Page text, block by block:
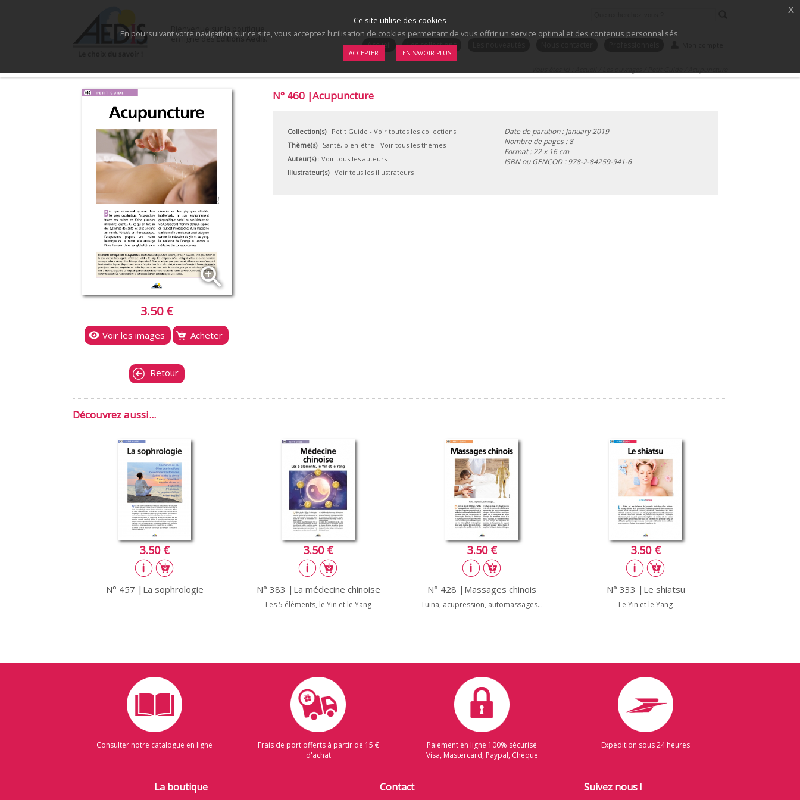
Bienvenue sur la boutique
en ligne desÉditions Aedis.
Accueil Les collections
zoom_in
3.50 €
Voir les images Acheter
Retour
N° 460 |Acupuncture
Collection(s): Petit Guide - Voir toutes les collections
Thème(s): Santé, bien-être - Voir tous les thèmes
Auteur(s): Voir tous les auteurs
Illustrateur(s): Voir tous les illustrateurs
Date de parution : January 2019
Nombre de pages : 8
Format : 22 x 16 cm
ISBN ou GENCOD :978-2-84259-941-6
Découvrez aussi...
3.50 €
N° 457 |La sophrologie
3.50 €
N° 383 |La médecine chinoise
Les 5 éléments, le Yin et le Yang
3.50 €
N° 428 |Massages chinois
Tuina, acupression, automassages...
3.50 €
N° 333 |Le shiatsu
Le Yin et le Yang
Consulter notre catalogue en ligne
Frais de port offerts à partir de 15 €
d'achat
Paiement en ligne 100% sécurisé
Visa, Mastercard, Paypal, Chèque
Expédition sous 24 heures
La boutique Contact Suivez nous !
Ce site utilise des cookies
En poursuivant votre navigation sur ce site, vous acceptez l’utilisation de cookies permettant de vous offrir un service optimal et des contenus personnalisés.
ACCEPTER EN SAVOIR PLUS
x